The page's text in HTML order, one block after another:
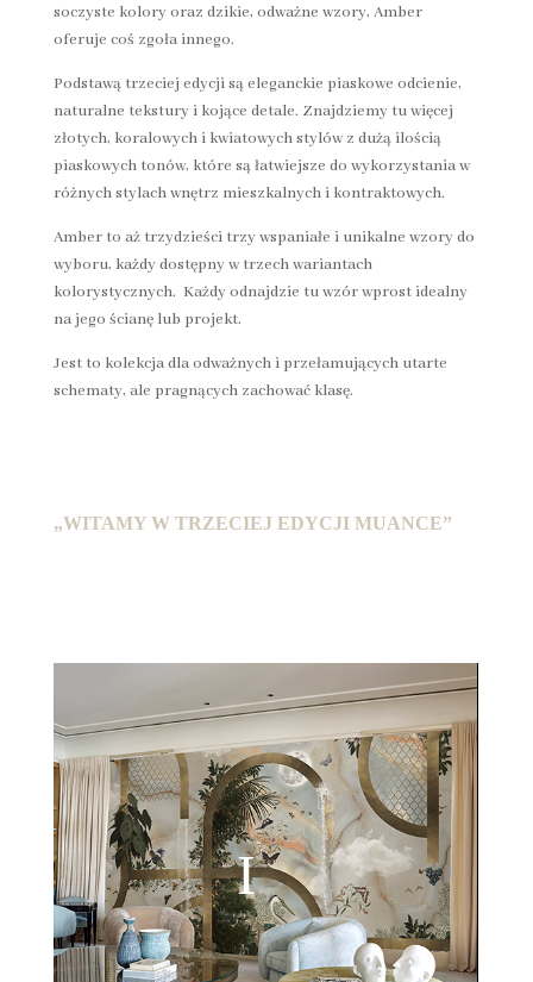
soczyste kolory oraz dzikie, odważne wzory, Amber
oferuje coś zgoła innego.
Podstawą trzeciej edycji są eleganckie piaskowe odcienie,
naturalne tekstury i kojące detale. Znajdziemy tu więcej
złotych, koralowych i kwiatowych stylów z dużą ilością
piaskowych tonów, które są łatwiejsze do wykorzystania w
różnych stylach wnętrz mieszkalnych i kontraktowych.
Amber to aż trzydzieści trzy wspaniałe i unikalne wzory do
wyboru, każdy dostępny w trzech wariantach
kolorystycznych. Każdy odnajdzie tu wzór wprost idealny
na jego ścianę lub projekt.
Jest to kolekcja dla odważnych i przełamujących utarte
schematy, ale pragnących zachować klasę.
„WITAMY W TRZECIEJ EDYCJI MUANCE”